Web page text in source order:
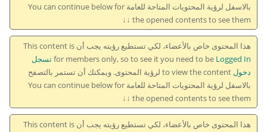
بالاسفل لرؤية المحتويات المتاحة للعامة You can continue below for
the opened contents to see them ↓↓
هذا المحتوى خاص بالأعضاء، لكي تستطيع رؤيته يجب أن This content is
for members only, so to see it you need to beLogged In تسجل
دخول
to view the content لرؤية المحتوى. ويمكنك أن تستمر بالتصفح
بالاسفل لرؤية المحتويات المتاحة للعامة You can continue below for
the opened contents to see them ↓↓
هذا المحتوى خاص بالأعضاء، لكي تستطيع رؤيته يجب أن This content is